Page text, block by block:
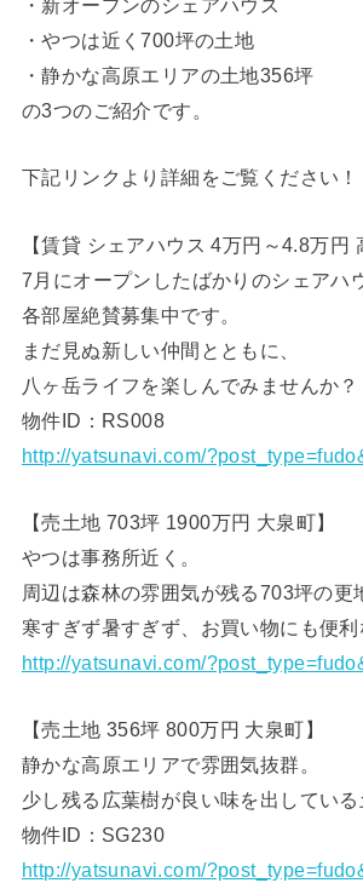
・新オープンのシェアハウス
・やつは近く700坪の土地
・静かな高原エリアの土地356坪
の3つのご紹介です。
下記リンクより詳細をご覧ください！
【賃貸 シェアハウス 4万円～4.8万円
7月にオープンしたばかりのシェアハ
各部屋絶賛募集中です。
まだ見ぬ新しい仲間とともに、
八ヶ岳ライフを楽しんでみませんか？
物件ID：RS008
http://yatsunavi.com/
【売土地 703坪 1900万円 大泉町】
やつは事務所近く。
周辺は森林の雰囲気が残る703坪の更
寒すぎず暑すぎず、お買い物にも便利
http://yatsunavi.com/
【売土地 356坪 800万円 大泉町】
静かな高原エリアで雰囲気抜群。
少し残る広葉樹が良い味を出している
物件ID：SG230
http://yatsunavi.com/